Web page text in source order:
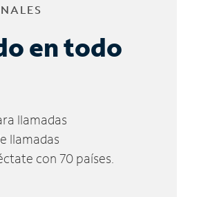
en todo
llamadas
llamadas
con 70 países.